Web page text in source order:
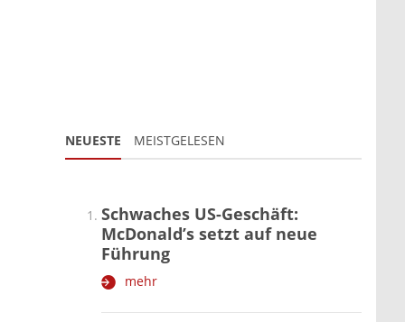
NEUESTE MEISTGELESEN
Schwaches US-Geschäft:
McDonald’s setzt auf neue
Führung
mehr